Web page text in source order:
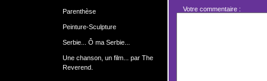
Parenthèse
Peinture-Sculpture
Serbie... Ô ma Serbie...
Une chanson, un film... par The
Reverend.
Votre commentaire :